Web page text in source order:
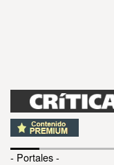
- Portales -